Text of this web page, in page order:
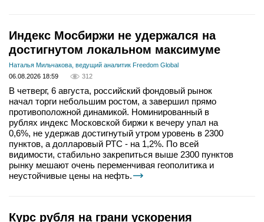
Индекс Мосбиржи не удержался на
достигнутом локальном максимуме
Наталья Мильчакова, ведущий аналитик Freedom Global
06.08.2026 18:59
312
В четверг, 6 августа, российский фондовый рынок
начал торги небольшим ростом, а завершил прямо
противоположной динамикой. Номинированный в
рублях индекс Московской биржи к вечеру упал на
0,6%, не удержав достигнутый утром уровень в 2300
пунктов, а долларовый РТС - на 1,2%. По всей
видимости, стабильно закрепиться выше 2300 пунктов
рынку мешают очень переменчивая геополитика и
неустойчивые цены на нефть.
Курс рубля на грани ускорения